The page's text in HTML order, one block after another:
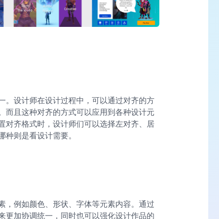
。设计师在设计过程中，可以通过对齐的方
而且这种对齐的方式可以应用到各种设计元
对齐格式时，设计师们可以选择左对齐、居
则是看设计需要。​
，例如颜色、形状、字体等元素内容。通过
更加协调统一，同时也可以强化设计作品的